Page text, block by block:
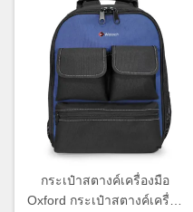
กระเป๋าสตางค์เครื่องมือ
Oxford กระเป๋าสตางค์เครื่อง